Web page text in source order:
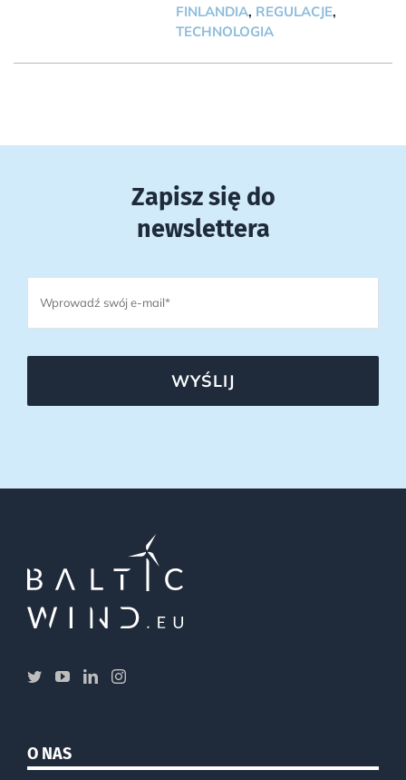
FINLANDIA, REGULACJE,
TECHNOLOGIA
Zapisz się do
newslettera
WYŚLIJ
O NAS